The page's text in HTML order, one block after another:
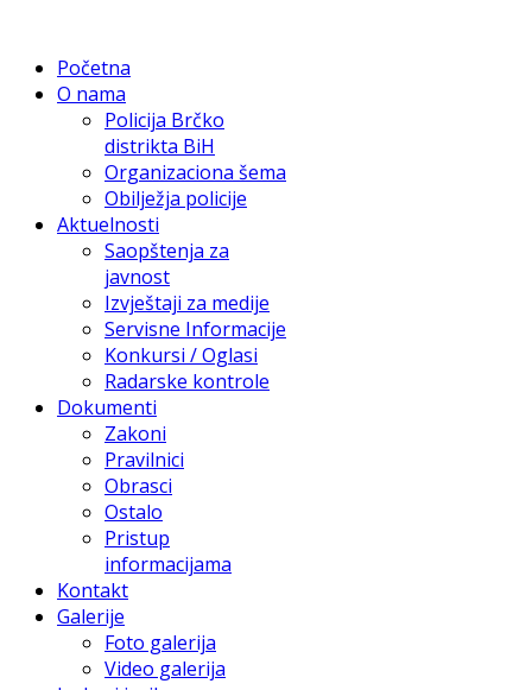
Početna
O nama
Policija Brčko
distrikta BiH
Organizaciona šema
Obilježja policije
Aktuelnosti
Saopštenja za
javnost
Izvještaji za medije
Servisne Informacije
Konkursi / Oglasi
Radarske kontrole
Dokumenti
Zakoni
Pravilnici
Obrasci
Ostalo
Pristup
informacijama
Kontakt
Galerije
Foto galerija
Video galerija